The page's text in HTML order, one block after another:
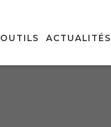
OUTILS ACTUALITÉS